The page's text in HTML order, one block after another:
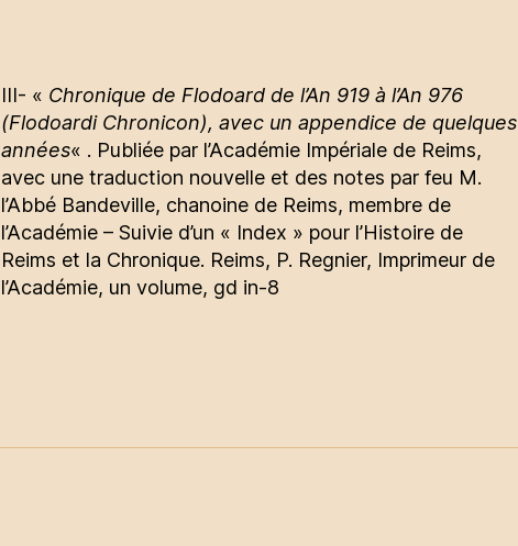
III- « Chronique de Flodoard de l’An 919 à l’An 976
(Flodoardi Chronicon), avec un appendice de quelques
années« . Publiée par l’Académie Impériale de Reims,
avec une traduction nouvelle et des notes par feu M.
l’Abbé Bandeville, chanoine de Reims, membre de
l’Académie – Suivie d’un « Index » pour l’Histoire de
Reims et la Chronique. Reims, P. Regnier, Imprimeur de
l’Académie, un volume, gd in-8